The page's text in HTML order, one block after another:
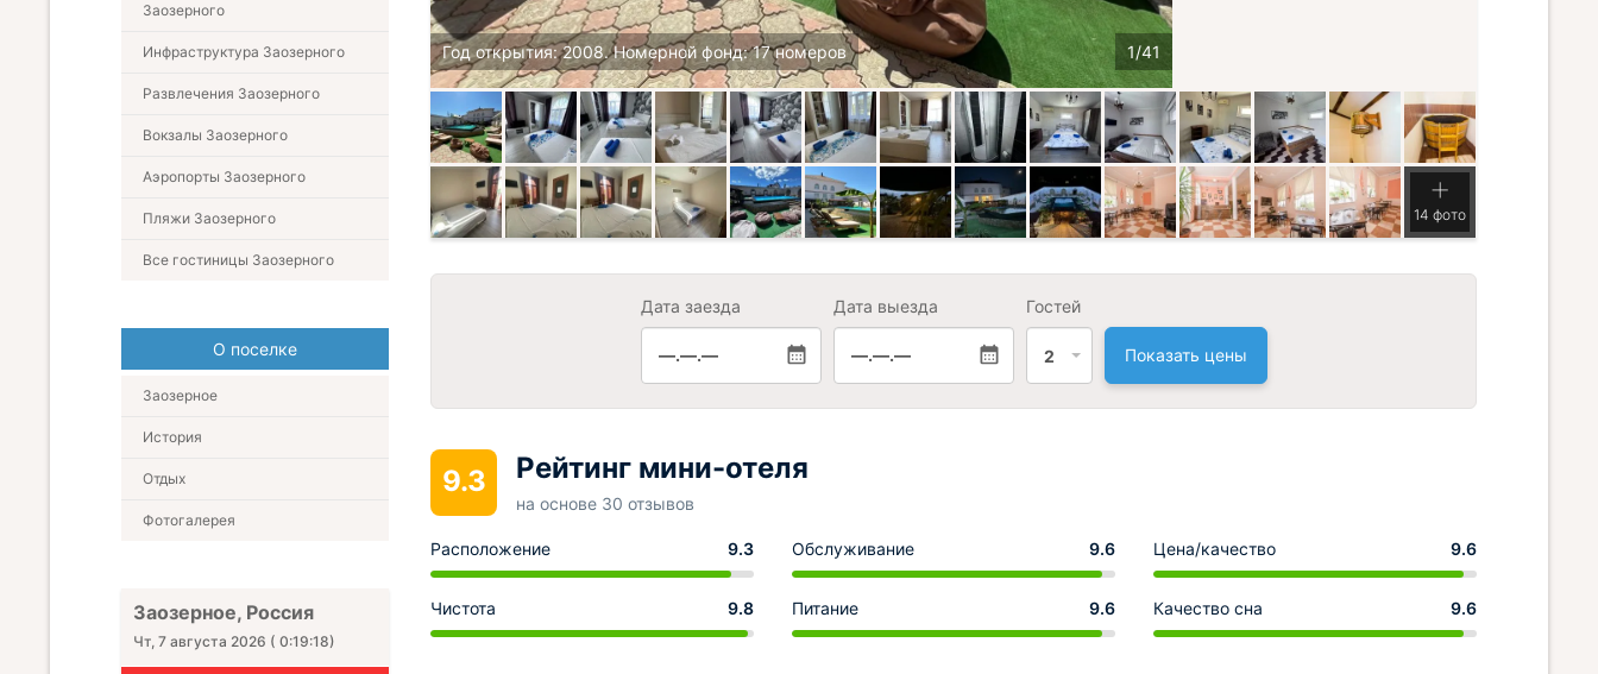
Год открытия: 2008. Номерной фонд: 17 номеров
14 фото
Дата заезда
—.—.—
Дата выезда
—.—.—
Гостей
2 Показать цены
9.3 Рейтинг мини-отеля
на основе 30 отзывов
Расположение 9.3 Обслуживание 9.6 Цена/качество 9.6
Чистота 9.8 Питание 9.6 Качество сна 9.6
Заозерного
Инфраструктура Заозерного
Развлечения Заозерного
Вокзалы Заозерного
Аэропорты Заозерного
Пляжи Заозерного
Все гостиницы Заозерного
О поселке
Заозерное
История
Отдых
Фотогалерея
Заозерное, Россия
Чт, 7 августа 2026 ( 0:19:20)